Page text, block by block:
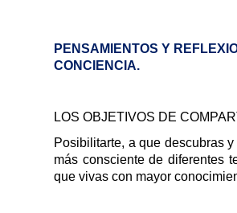
PENSAMIENTOS Y
CONCIENCIA.
LOS OBJETIVOS DE
Posibilitarte, a que descubras
más consciente de diferentes
que vivas con mayor